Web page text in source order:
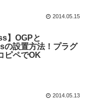
2014.05.15
】OGPと
の設置方法！プラグ
ピペでOK
2014.05.13